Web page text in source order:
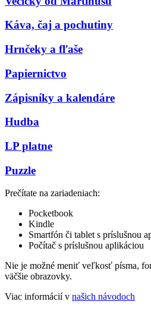
Káva, čaj a pochutiny
Hrnčeky a fľaše
Papiernictvo
Zápisníky a kalendáre
Hudba
LP platne
Puzzle
Prečítate na zariadeniach:
Pocketbook
Kindle
Smartfón či tablet s príslušnou
Počítač s príslušnou aplikáciou
Nie je možné meniť veľkosť písma,
väčšie obrazovky.
Viac informácií v našich návodoch